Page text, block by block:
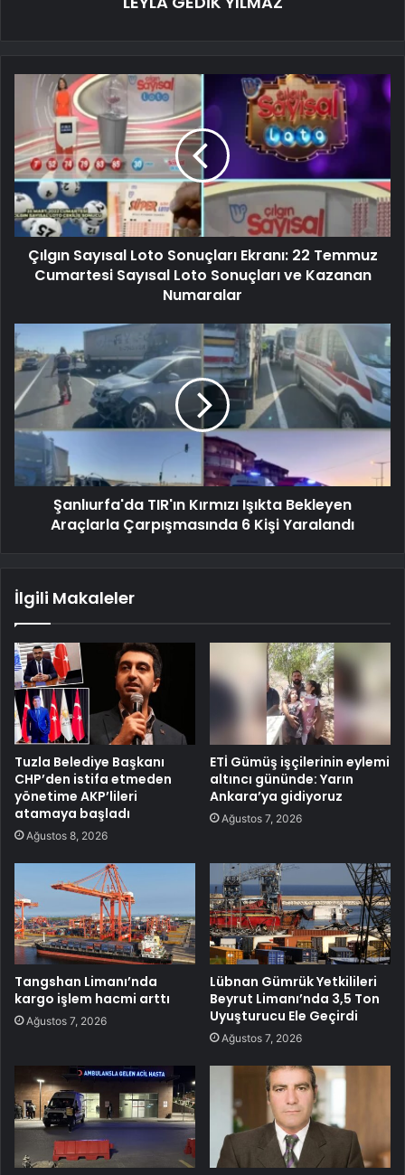
Çılgın Sayısal Loto Sonuçları Ekranı: 22 Temmuz
Cumartesi Sayısal Loto Sonuçları ve Kazanan
Numaralar
Şanlıurfa'da TIR'ın Kırmızı Işıkta Bekleyen
Araçlarla Çarpışmasında 6 Kişi Yaralandı
İlgili Makaleler
Tuzla Belediye Başkanı
CHP’den istifa etmeden
yönetime AKP’lileri
atamaya başladı
Ağustos 8, 2026
ETİ Gümüş işçilerinin eylemi
altıncı gününde: Yarın
Ankara’ya gidiyoruz
Ağustos 7, 2026
Tangshan Limanı’nda
kargo işlem hacmi arttı
Ağustos 7, 2026
Lübnan Gümrük Yetkilileri
Beyrut Limanı’nda 3,5 Ton
Uyuşturucu Ele Geçirdi
Ağustos 7, 2026